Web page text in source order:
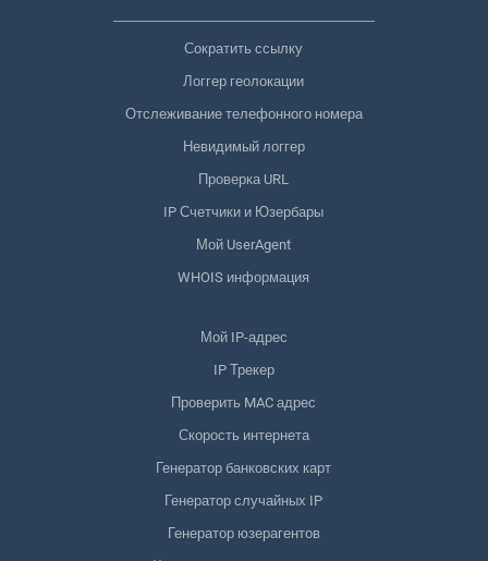
Сократить ссылку
Логгер геолокации
Отслеживание телефонного номера
Невидимый логгер
Проверка URL
IP Счетчики и Юзербары
Мой UserAgent
WHOIS информация
Мой IP-адрес
IP Трекер
Проверить MAC адрес
Скорость интернета
Генератор банковских карт
Генератор случайных IP
Генератор юзерагентов